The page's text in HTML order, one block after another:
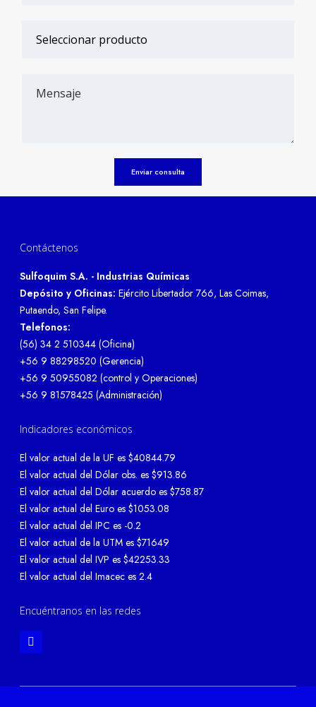
Contáctenos
Sulfoquim S.A. - Industrias Químicas
Depósito y Oficinas: Ejército Libertador 766, Las Coimas,
Putaendo, San Felipe.
Telefonos:
(56) 34 2 510344 (Oficina)
+56 9 88298520 (Gerencia)
+56 9 50955082 (control y Operaciones)
+56 9 81578425 (Administración)
Indicadores económicos
El valor actual de la UF es $40844.79
El valor actual del Dólar obs. es $913.86
El valor actual del Dólar acuerdo es $758.87
El valor actual del Euro es $1053.08
El valor actual del IPC es -0.2
El valor actual de la UTM es $71649
El valor actual del IVP es $42253.33
El valor actual del Imacec es 2.4
Encuéntranos en las redes